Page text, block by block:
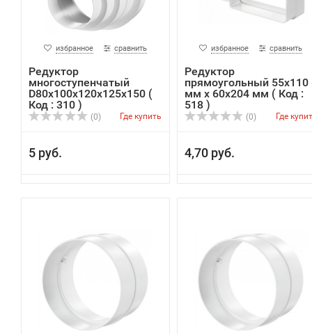
избранное сравнить
Редуктор
многоступенчатый
D80х100x120х125x150 (
Код : 310 )
(0) Где купить
5 руб.
избранное сравнить
Редуктор
прямоугольный 55х110
мм х 60х204 мм ( Код :
518 )
(0) Где
4,70 руб.